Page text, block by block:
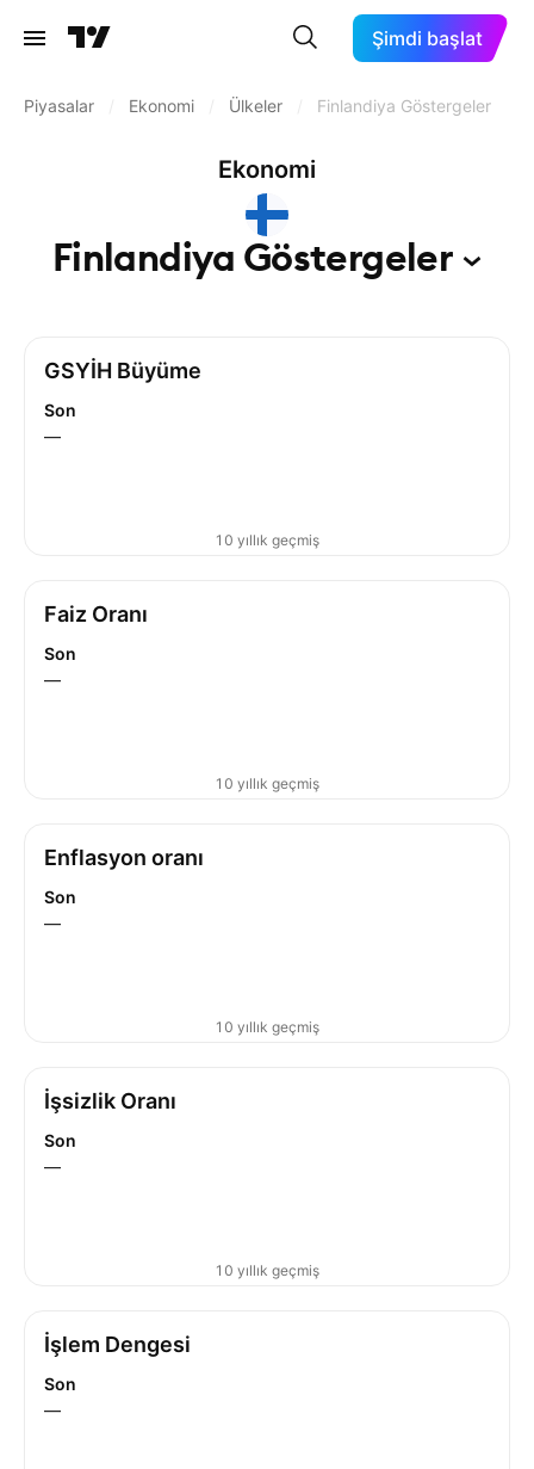
Şimdi başlat
Piyasalar Ekonomi Ülkeler Finlandiya Göstergeler
Ekonomi
Finlandiya Göstergeler
GSYİH Büyüme
Son
—
10 yıllık geçmiş
Faiz Oranı
Son
—
10 yıllık geçmiş
Enflasyon oranı
Son
—
10 yıllık geçmiş
İşsizlik Oranı
Son
—
10 yıllık geçmiş
İşlem Dengesi
Son
—